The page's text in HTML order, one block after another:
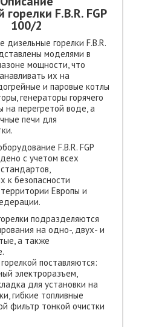
горелки F.B.R. FGP
100/2
горелки F.B.R.
моделями в
мощности, что
их на
и паровые котлы
генераторы горячего
на перегретой воде, а
печи для
F.B.R. FGP
с учетом всех
к безопасности
Европы и
подразделяются
на одно-, двух- и
а также
поставляются:
электроразъем,
для установки на
гибкие топливные
фильтр тонкой очистки